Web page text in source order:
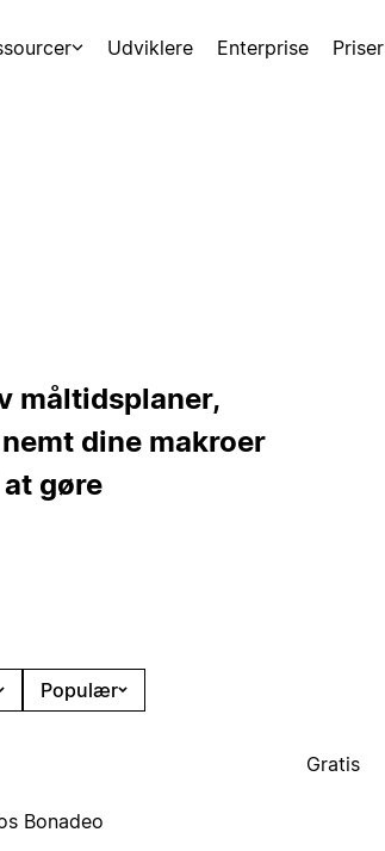
Udviklere Enterprise Priser
måltidsplaner,
dine makroer
gøre
Populær
Bonadeo
Gratis